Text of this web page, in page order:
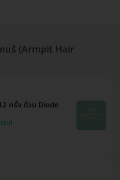
แร้ (Armpit Hair
ครั้ง ด้วย Diode
รม)